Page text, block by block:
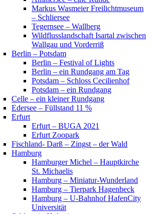
Markus Wasmeier Freilichtmuseum
– Schliersee
Tegernsee – Wallberg
Wildflusslandschaft Isartal zwischen
Wallgau und Vorderriß
Berlin – Potsdam
Berlin – Festival of Lights
Berlin – ein Rundgang am Tag
Potsdam – Schloss Cecilienhof
Potsdam – ein Rundgang
Celle – ein kleiner Rundgang
Edersee – Füllstand 11 %
Erfurt
Erfurt – BUGA 2021
Erfurt Zoopark
Fischland- Darß – Zingst – der Wald
Hamburg
Hamburger Michel – Hauptkirche
St. Michaelis
Hamburg – Miniatur-Wunderland
Hamburg – Tierpark Hagenbeck
Hamburg – U-Bahnhof HafenCity
Universität